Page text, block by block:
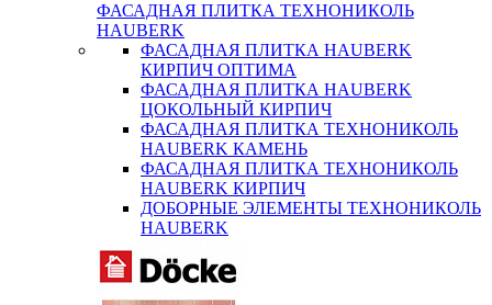
ФАСАДНАЯ ПЛИТКА ТЕХНОНИКОЛЬ
HAUBERK
ФАСАДНАЯ ПЛИТКА HAUBERK
КИРПИЧ ОПТИМА
ФАСАДНАЯ ПЛИТКА HAUBERK
ЦОКОЛЬНЫЙ КИРПИЧ
ФАСАДНАЯ ПЛИТКА ТЕХНОНИКОЛЬ
HAUBERK КАМЕНЬ
ФАСАДНАЯ ПЛИТКА ТЕХНОНИКОЛЬ
HAUBERK КИРПИЧ
ДОБОРНЫЕ ЭЛЕМЕНТЫ ТЕХНОНИКОЛЬ
HAUBERK